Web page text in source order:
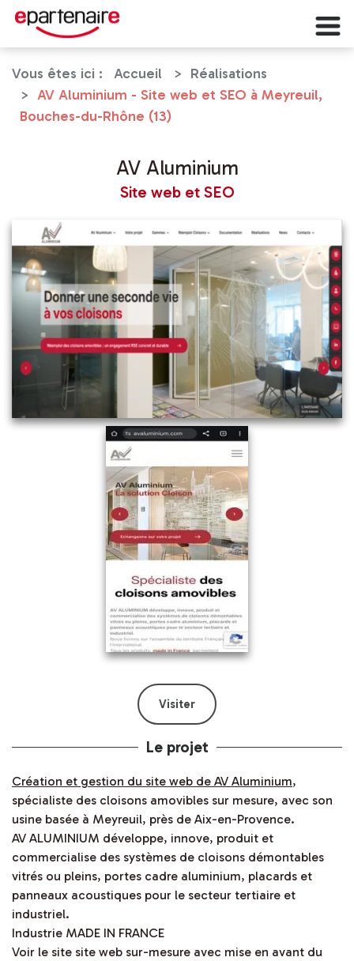
Vous êtes ici : Accueil
Réalisations
AV Aluminium - Site web et SEO à Meyreuil,
Bouches-du-Rhône (13)
AV Aluminium
Site web et SEO
Visiter
Le projet
Création et gestion du site web de AV Aluminium,
spécialiste des cloisons amovibles sur mesure, avec son
usine basée à Meyreuil, près de Aix-en-Provence.
AV ALUMINIUM développe, innove, produit et
commercialise des systèmes de cloisons démontables
vitrés ou pleins, portes cadre aluminium, placards et
panneaux acoustiques pour le secteur tertiaire et
industriel.
Industrie MADE IN FRANCE
Voir le site site web sur-mesure avec mise en avant du